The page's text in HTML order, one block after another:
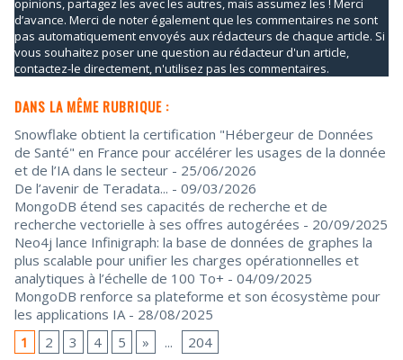
opinions, partagez les avec les autres, mais assumez les ! Merci
d’avance. Merci de noter également que les commentaires ne sont
pas automatiquement envoyés aux rédacteurs de chaque article. Si
vous souhaitez poser une question au rédacteur d'un article,
contactez-le directement, n'utilisez pas les commentaires.
DANS LA MÊME RUBRIQUE :
Snowflake obtient la certification "Hébergeur de Données
de Santé" en France pour accélérer les usages de la donnée
et de l’IA dans le secteur - 25/06/2026
De l’avenir de Teradata... - 09/03/2026
MongoDB étend ses capacités de recherche et de
recherche vectorielle à ses offres autogérées - 20/09/2025
Neo4j lance Infinigraph: la base de données de graphes la
plus scalable pour unifier les charges opérationnelles et
analytiques à l’échelle de 100 To+ - 04/09/2025
MongoDB renforce sa plateforme et son écosystème pour
les applications IA - 28/08/2025
1
2 3 4 5 » ... 204